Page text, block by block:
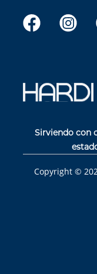
Sirviendo con
Copyright ©